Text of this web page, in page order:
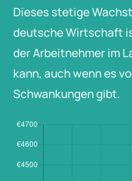
Dieses stetige
deutsche Wirtschaft
der Arbeitnehmer im
kann, auch wenn es
Schwankungen gibt.